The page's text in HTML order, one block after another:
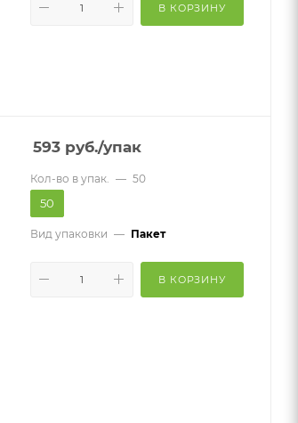
В КОРЗИНУ
593 руб./упак
Кол-во в упак. — 50
50
Вид упаковки — Пакет
В КОРЗИНУ